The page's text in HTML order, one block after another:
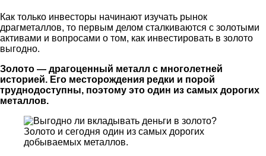
Как только инвесторы начинают изучать рынок
драгметаллов, то первым делом сталкиваются с золотыми
активами и вопросами о том, как инвестировать в золото
выгодно.
Золото — драгоценный металл с многолетней
историей. Его месторождения редки и порой
труднодоступны, поэтому это один из самых дорогих
металлов.
Золото и сегодня один из самых дорогих
добываемых металлов.